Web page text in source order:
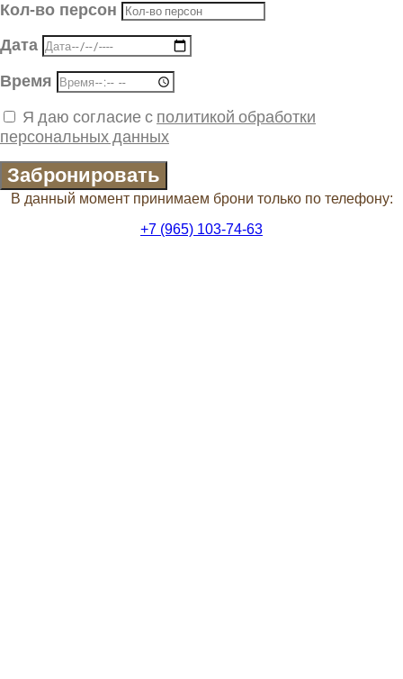
Кол-во персон
Дата
Время
Я даю согласие с политикой обработки
персональных данных
Забронировать
В данный момент принимаем брони только по телефону:
+7 (965) 103-74-63